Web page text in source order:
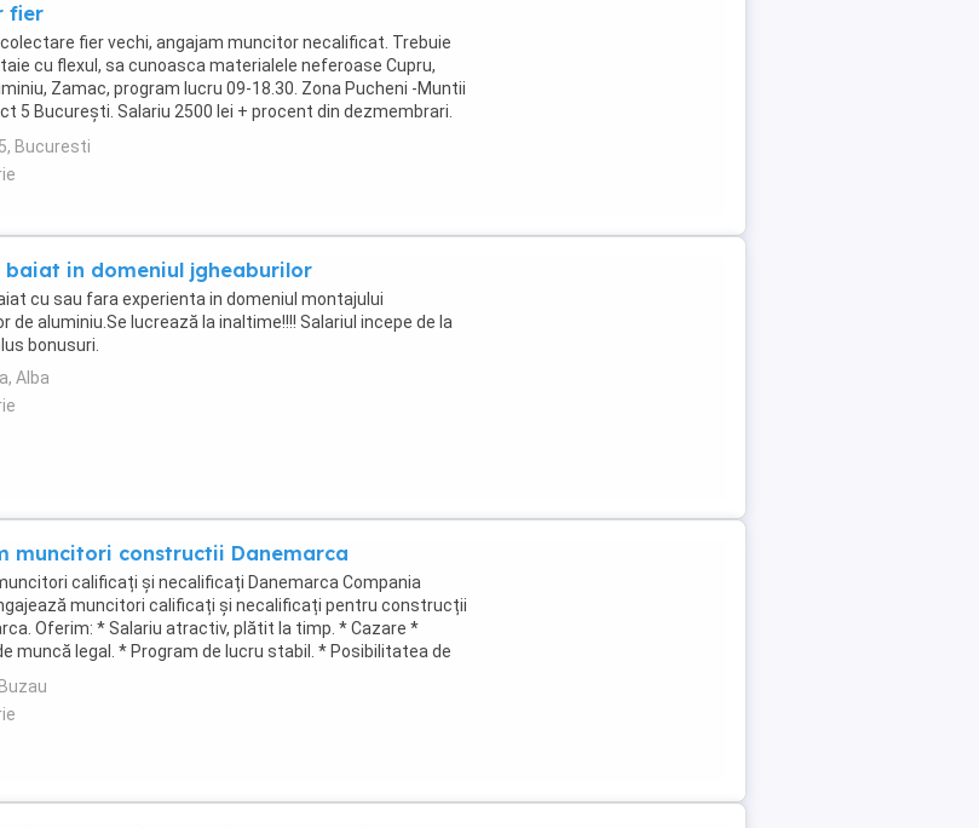
fier
fier vechi, angajam muncitor necalificat. Trebuie
cu flexul, sa cunoasca materialele neferoase Cupru,
Zamac, program lucru 09-18.30. Zona Pucheni -Muntii
5 București. Salariu 2500 lei + procent din dezmembrari.
Bucuresti
baiat in domeniul jgheaburilor
cu sau fara experienta in domeniul montajului
de aluminiu.Se lucrează la inaltime!!!! Salariul incepe de la
bonusuri.
Alba
muncitori constructii Danemarca
calificați și necalificați Danemarca Compania
muncitori calificați și necalificați pentru construcții
Oferim: * Salariu atractiv, plătit la timp. * Cazare *
muncă legal. * Program de lucru stabil. * Posibilitatea de
* ...